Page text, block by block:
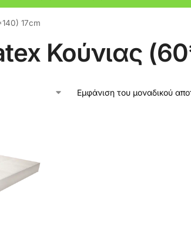
17cm
Κούνιας
Εμφάνιση του μοναδικού